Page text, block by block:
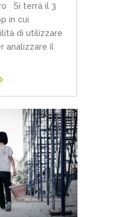
Si terrà il 3
in cui
di utilizzare
analizzare il